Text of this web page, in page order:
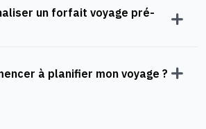
un forfait voyage pré-
à planifier mon voyage ?